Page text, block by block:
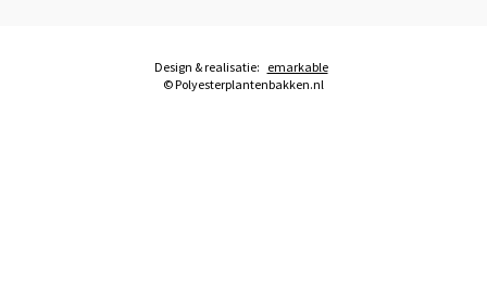
© Polyesterplantenbakken.nl
Design & realisatie: emarkable